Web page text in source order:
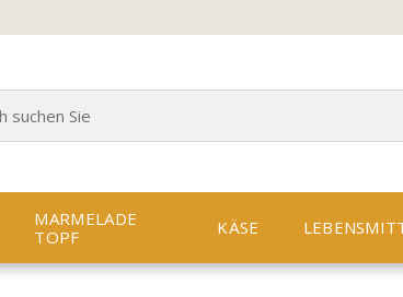
MARMELADE
TOPF
KÄSE